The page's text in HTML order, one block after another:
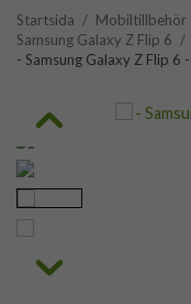
Startsida / Mobiltillbehör
Samsung Galaxy Z Flip 6 /
- Samsung Galaxy Z Flip 6